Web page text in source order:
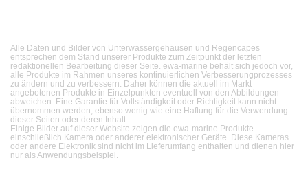
Alle Daten und Bilder von Unterwassergehäusen und Regencapes
entsprechen dem Stand unserer Produkte zum Zeitpunkt der letzten
redaktionellen Bearbeitung dieser Seite. ewa-marine behält sich jedoch vor,
alle Produkte im Rahmen unseres kontinuierlichen Verbesserungprozesses
zu ändern und zu verbessern. Daher können die aktuell im Markt
angebotenen Produkte in Einzelpunkten eventuell von den Abbildungen
abweichen. Eine Garantie für Vollständigkeit oder Richtigkeit kann nicht
übernommen werden, ebenso wenig wie eine Haftung für die Verwendung
dieser Seiten oder deren Inhalt.
Einige Bilder auf dieser Website zeigen die ewa-marine Produkte
einschließlich Kamera oder anderer elektronischer Geräte. Diese Kameras
oder andere Elektronik sind nicht im Lieferumfang enthalten und dienen hier
nur als Anwendungsbeispiel.